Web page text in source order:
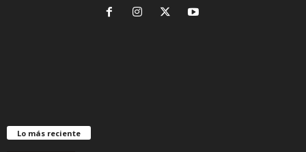
Lo más reciente